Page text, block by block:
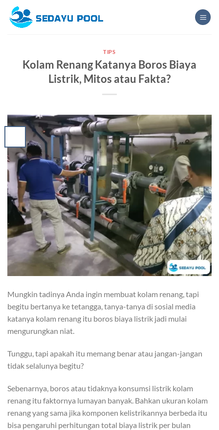
content
TIPS
Kolam Renang Katanya Boros Biaya
Listrik, Mitos atau Fakta?
Mungkin tadinya Anda ingin membuat kolam renang, tapi
begitu bertanya ke tetangga, tanya-tanya di sosial media
katanya kolam renang itu boros biaya listrik jadi mulai
mengurungkan niat.
Tunggu, tapi apakah itu memang benar atau jangan-jangan
tidak selalunya begitu?
Sebenarnya, boros atau tidaknya konsumsi listrik kolam
renang itu faktornya lumayan banyak. Bahkan ukuran kolam
renang yang sama jika komponen kelistrikannya berbeda itu
bisa pengaruhi perhitungan total biaya listrik per bulan